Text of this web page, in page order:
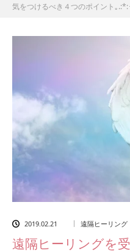
気をつけるべき４つのポイント｡.:*:
2019.02.21 遠隔ヒーリング
遠隔ヒーリングを